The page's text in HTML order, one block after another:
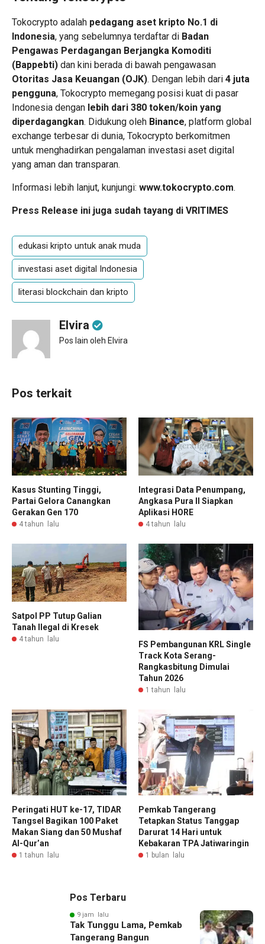
Tokocrypto adalah pedagang aset kripto No.1 di
Indonesia, yang sebelumnya terdaftar di Badan
Pengawas Perdagangan Berjangka Komoditi
(Bappebti) dan kini berada di bawah pengawasan
Otoritas Jasa Keuangan (OJK). Dengan lebih dari 4 juta
pengguna, Tokocrypto memegang posisi kuat di pasar
Indonesia dengan lebih dari 380 token/koin yang
diperdagangkan. Didukung oleh Binance, platform global
exchange terbesar di dunia, Tokocrypto berkomitmen
untuk menghadirkan pengalaman investasi aset digital
yang aman dan transparan.
Informasi lebih lanjut, kunjungi: www.tokocrypto.com.
Press Release ini juga sudah tayang di VRITIMES
edukasi kripto untuk anak muda
investasi aset digital Indonesia
literasi blockchain dan kripto
Elvira
Pos lain oleh Elvira
Pos terkait
Kasus Stunting Tinggi,
Partai Gelora Canangkan
Gerakan Gen 170
4 tahun lalu
Integrasi Data Penumpang,
Angkasa Pura II Siapkan
Aplikasi HORE
4 tahun lalu
Satpol PP Tutup Galian
Tanah Ilegal di Kresek
4 tahun lalu
FS Pembangunan KRL Single
Track Kota Serang-
Rangkasbitung Dimulai
Tahun 2026
1 tahun lalu
Peringati HUT ke-17, TIDAR
Tangsel Bagikan 100 Paket
Makan Siang dan 50 Mushaf
Al-Qur’an
1 tahun lalu
Pemkab Tangerang
Tetapkan Status Tanggap
Darurat 14 Hari untuk
Kebakaran TPA Jatiwaringin
1 bulan lalu
Pos Terbaru
9 jam lalu
Tak Tunggu Lama, Pemkab
Tangerang Bangun